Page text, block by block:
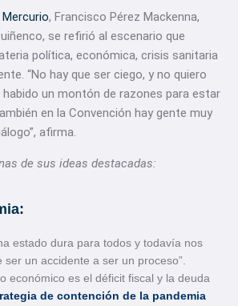
Mercurio, Francisco Pérez Mackenna,
se refirió al escenario que
política, económica, crisis sanitaria
“No hay que ser ciego, y no quiero
habido un montón de razones para estar
en la Convención hay gente muy
afirma.
de sus ideas destacadas:
estado dura para todos y todavía nos
un accidente a ser un proceso”.
económico es el déficit fiscal y la deuda
de contención de la pandemia